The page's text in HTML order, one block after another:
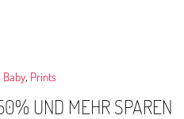
Baby, Prints
UND MEHR SPAREN